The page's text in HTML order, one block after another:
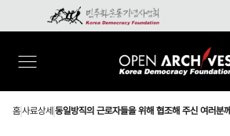
홈사료상세 동일방직의 근로자들을 위해 협조해 주신 여러분께